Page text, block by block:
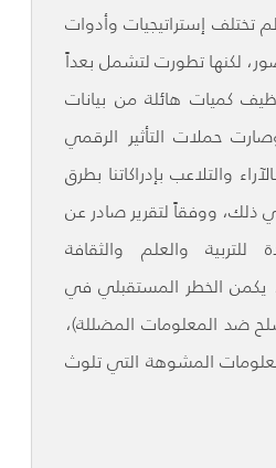
تختلف إستراتيجيات وأدوات
لكنها تطورت لتشمل بعداً
كميات هائلة من بيانات
حملات التأثير الرقمي
والتلاعب بإدراكاتنا بطرق
ذلك، ووفقاً لتقرير صادر عن
والعلم والثقافة
سنة 2018، يكمن الخطر المستقبلي في
ضد المعلومات المضللة)،
المشوهة التي تلوث